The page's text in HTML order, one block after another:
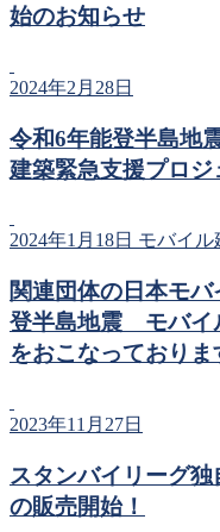
始のお知らせ
2024年2月28日
令和6年能登半島地
建築緊急支援プロ
2024年1月18日 モバイル
関連団体の日本モ
登半島地震 モバイ
をおこなっておりま
2023年11月27日
スタンバイリーグ
の販売開始！